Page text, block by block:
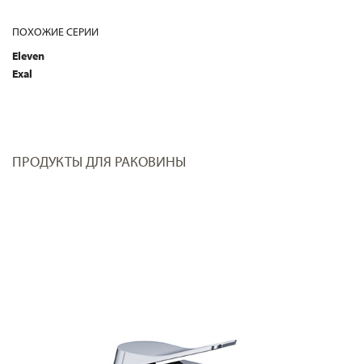
ПОХОЖИЕ СЕРИИ
Eleven
Exal
ПРОДУКТЫ ДЛЯ РАКОВИНЫ